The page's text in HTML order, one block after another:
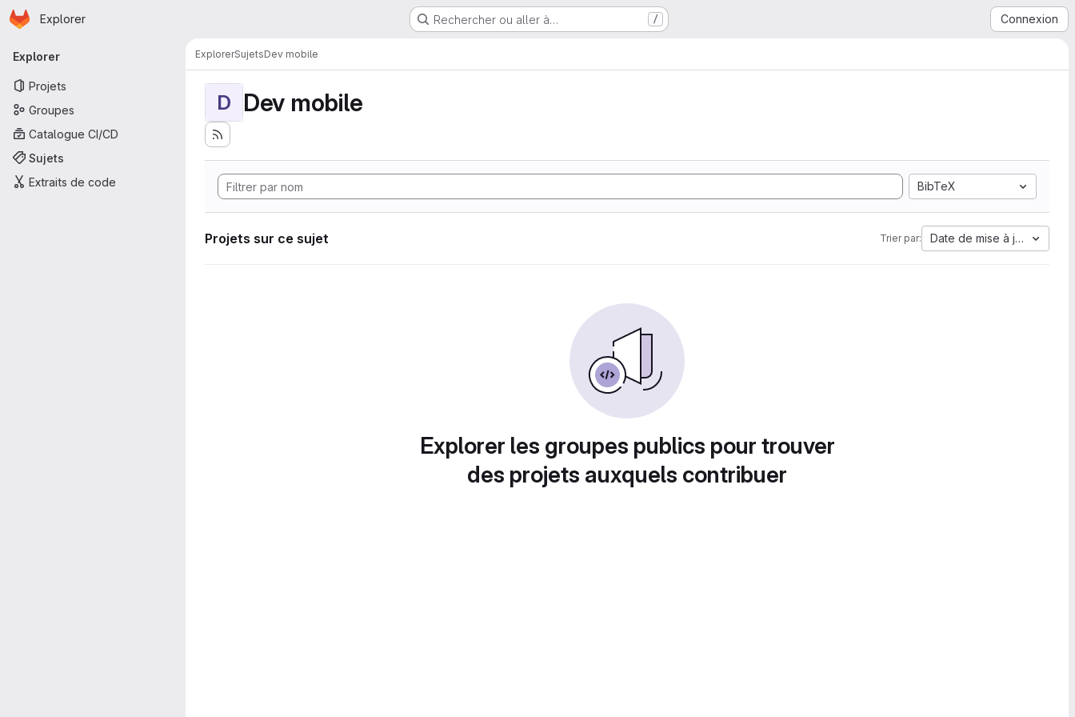
Passer au contenu principal
Page d'accueil
Explorer Rechercher ou aller à… / Connexion
Navigation principale
Explorer
Projets
Groupes
Catalogue CI/CD
Sujets
Extraits de code
ExplorerSujetsDev mobile
D Dev mobile
BibTeX
Projets sur ce sujet Trier par: Date de mise à jour
Explorer les groupes publics pour trouver
des projets auxquels contribuer